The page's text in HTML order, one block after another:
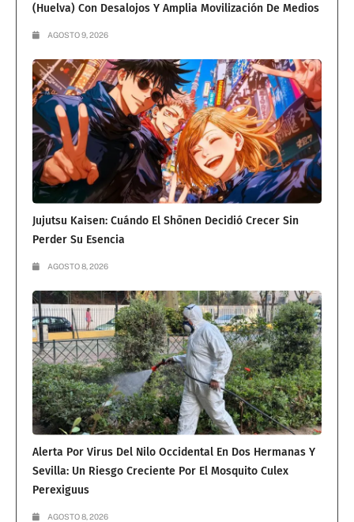
(Huelva) Con Desalojos Y Amplia Movilización De Medios
AGOSTO 9, 2026
Jujutsu Kaisen: Cuándo El Shōnen Decidió Crecer Sin
Perder Su Esencia
AGOSTO 8, 2026
Alerta Por Virus Del Nilo Occidental En Dos Hermanas Y
Sevilla: Un Riesgo Creciente Por El Mosquito Culex
Perexiguus
AGOSTO 8, 2026